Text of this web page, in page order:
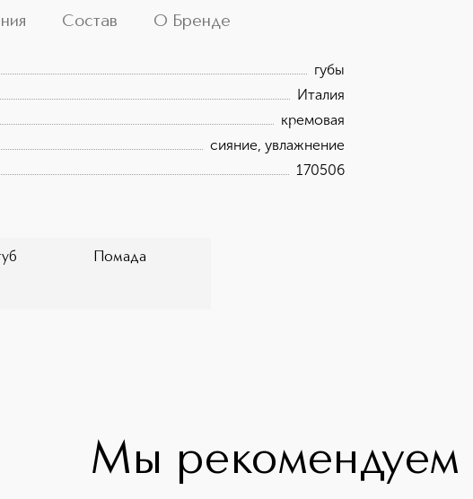
Состав О Бренде
губы
Италия
кремовая
сияние, увлажнение
170506
Помада
Мы рекомендуем